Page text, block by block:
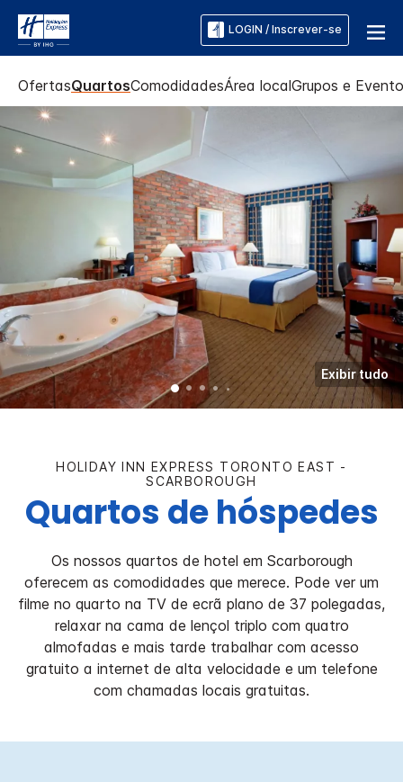
LOGIN / Inscrever-se
OfertasQuartosComodidadesÁrea localGrupos e
Exibir tudo
HOLIDAY INN EXPRESS TORONTO EAST -
SCARBOROUGH
Quartos de hóspedes
Os nossos quartos de hotel em Scarborough
oferecem as comodidades que merece. Pode ver um
filme no quarto na TV de ecrã plano de 37 polegadas,
relaxar na cama de lençol triplo com quatro
almofadas e mais tarde trabalhar com acesso
gratuito a internet de alta velocidade e um telefone
com chamadas locais gratuitas.